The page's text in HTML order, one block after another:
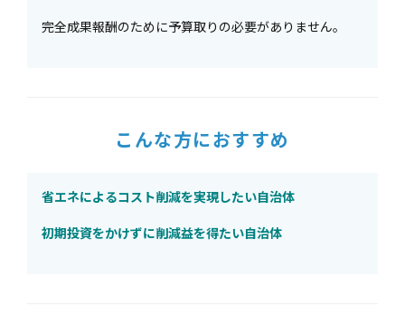
完全成果報酬のために予算取りの必要がありません。
こんな方におすすめ
省エネによるコスト削減を実現したい自治体
初期投資をかけずに削減益を得たい自治体